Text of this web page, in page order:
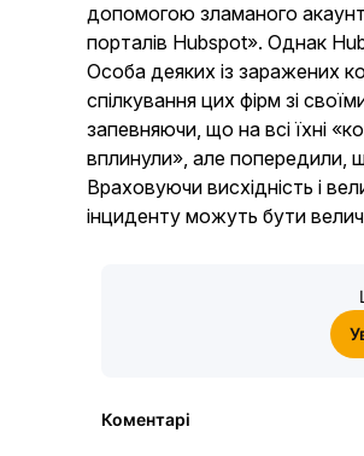
допомогою зламаного
порталів Hubspot». Однак
Особа деяких із заражених
спілкування цих фірм зі
запевняючи, що на всі їхні
вплинули», але попередили,
Враховуючи висхідність і
інциденту можуть бути
Коментарі